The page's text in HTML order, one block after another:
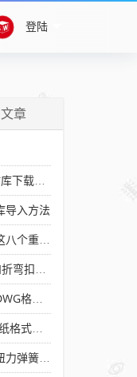
登陆
章
使用教程
导入方法
你的画图效率
风推荐
风亲测推荐
风专用版
宏程序下载